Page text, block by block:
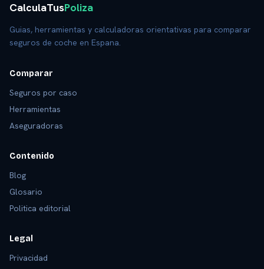
CalculaTusPoliza
Guias, herramientas y calculadoras orientativas para comparar
seguros de coche en Espana.
Comparar
Seguros por caso
Herramientas
Aseguradoras
Contenido
Blog
Glosario
Politica editorial
Legal
Privacidad